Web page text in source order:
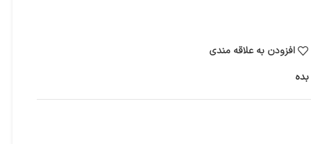
افزودن به علاقه مندی